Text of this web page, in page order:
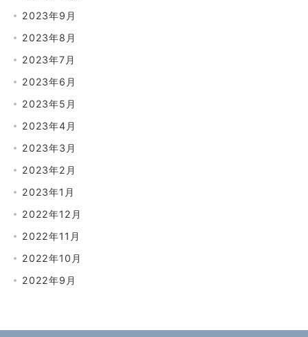
2023年9月
2023年8月
2023年7月
2023年6月
2023年5月
2023年4月
2023年3月
2023年2月
2023年1月
2022年12月
2022年11月
2022年10月
2022年9月